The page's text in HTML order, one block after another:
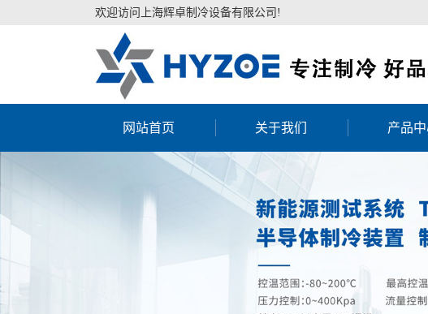
欢迎访问上海辉卓制冷设备有限公司!
网站首页 关于我们 产品